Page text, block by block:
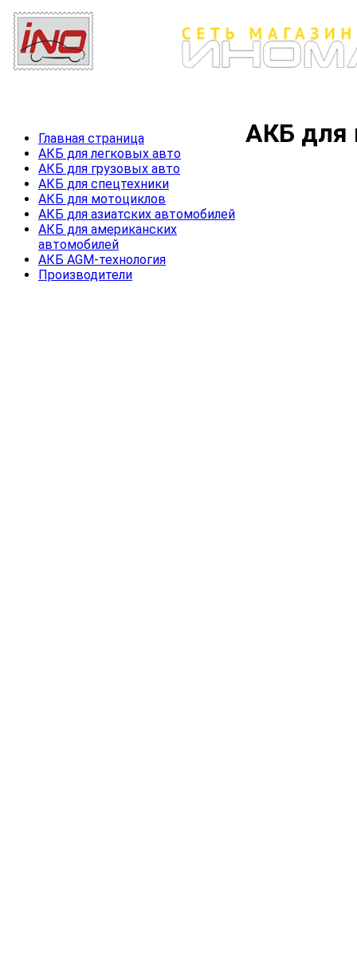
Главная страница
АКБ для легковых авто
АКБ для грузовых авто
АКБ для спецтехники
АКБ для мотоциклов
АКБ для азиатских автомобилей
АКБ для американских
автомобилей
АКБ AGM-технология
Производители
АКБ для